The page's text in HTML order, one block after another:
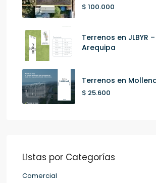
$ 100.000
Terrenos en JLBYR –
Arequipa
Terrenos en
$ 25.600
Listas por Categorías
Comercial